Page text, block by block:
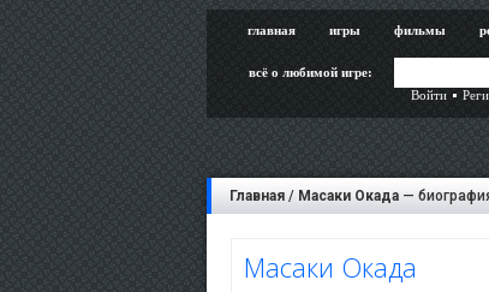
главная игры фильмы
всё о любимой игре:
Войти
Главная / Масаки Окада —
Масаки Окада